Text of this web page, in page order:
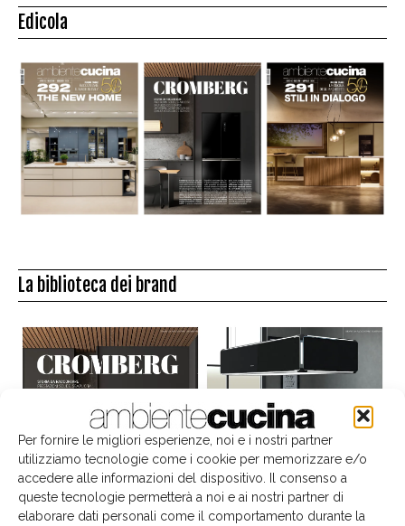
Per fornire le migliori esperienze, noi e i nostri partner
utilizziamo tecnologie come i cookie per memorizzare e/o
accedere alle informazioni del dispositivo. Il consenso a
queste tecnologie permetterà a noi e ai nostri partner di
elaborare dati personali come il comportamento durante la
Edicola
La biblioteca dei brand